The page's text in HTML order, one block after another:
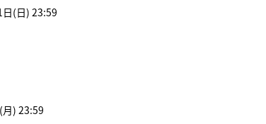
(日) 23:59
) 23:59